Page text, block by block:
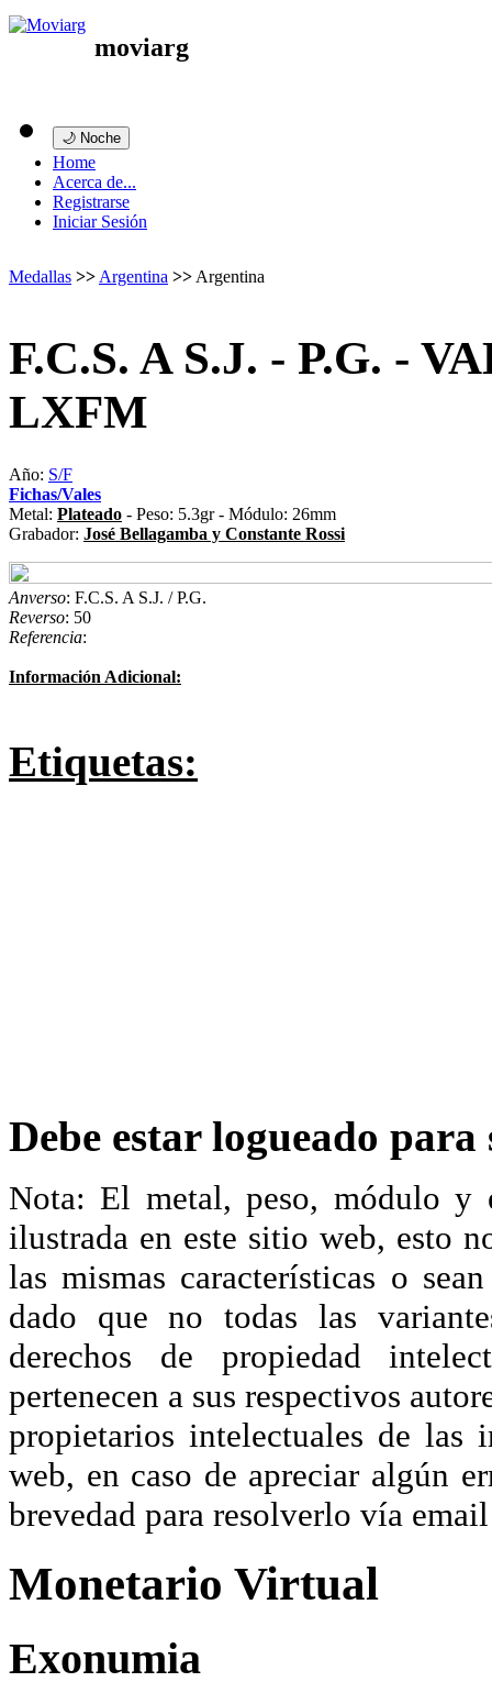
moviarg
🌙 Noche
Home
Acerca de...
Registrarse
Iniciar Sesión
Medallas >> Argentina >> Argentina
F.C.S. A S.J. - P.G. -
LXFM
Año: S/F
Fichas/Vales
Metal: Plateado - Peso: 5.3gr - Módulo: 26mm
Grabador: José Bellagamba y Constante Rossi
Anverso: F.C.S. A S.J. / P.G.
Reverso: 50
Referencia:
Información Adicional:
Etiquetas:
Debe estar logueado
Nota: El metal, peso, módulo y
ilustrada en este sitio web, esto
las mismas características o
dado que no todas las
derechos de propiedad
pertenecen a sus respectivos
propietarios intelectuales de las
web, en caso de apreciar algún
brevedad para resolverlo vía
Monetario Virtual
Exonumia